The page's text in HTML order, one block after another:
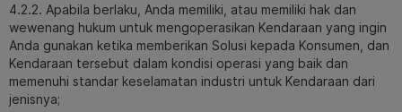
4.2.2. Apabila berlaku, Anda memiliki, atau memiliki hak dan
wewenang hukum untuk mengoperasikan Kendaraan yang ingin
Anda gunakan ketika memberikan Solusi kepada Konsumen, dan
Kendaraan tersebut dalam kondisi operasi yang baik dan
memenuhi standar keselamatan industri untuk Kendaraan dari
jenisnya;